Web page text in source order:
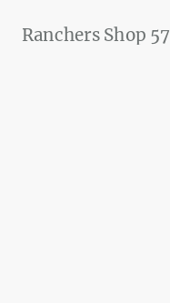
Ranchers Shop 57